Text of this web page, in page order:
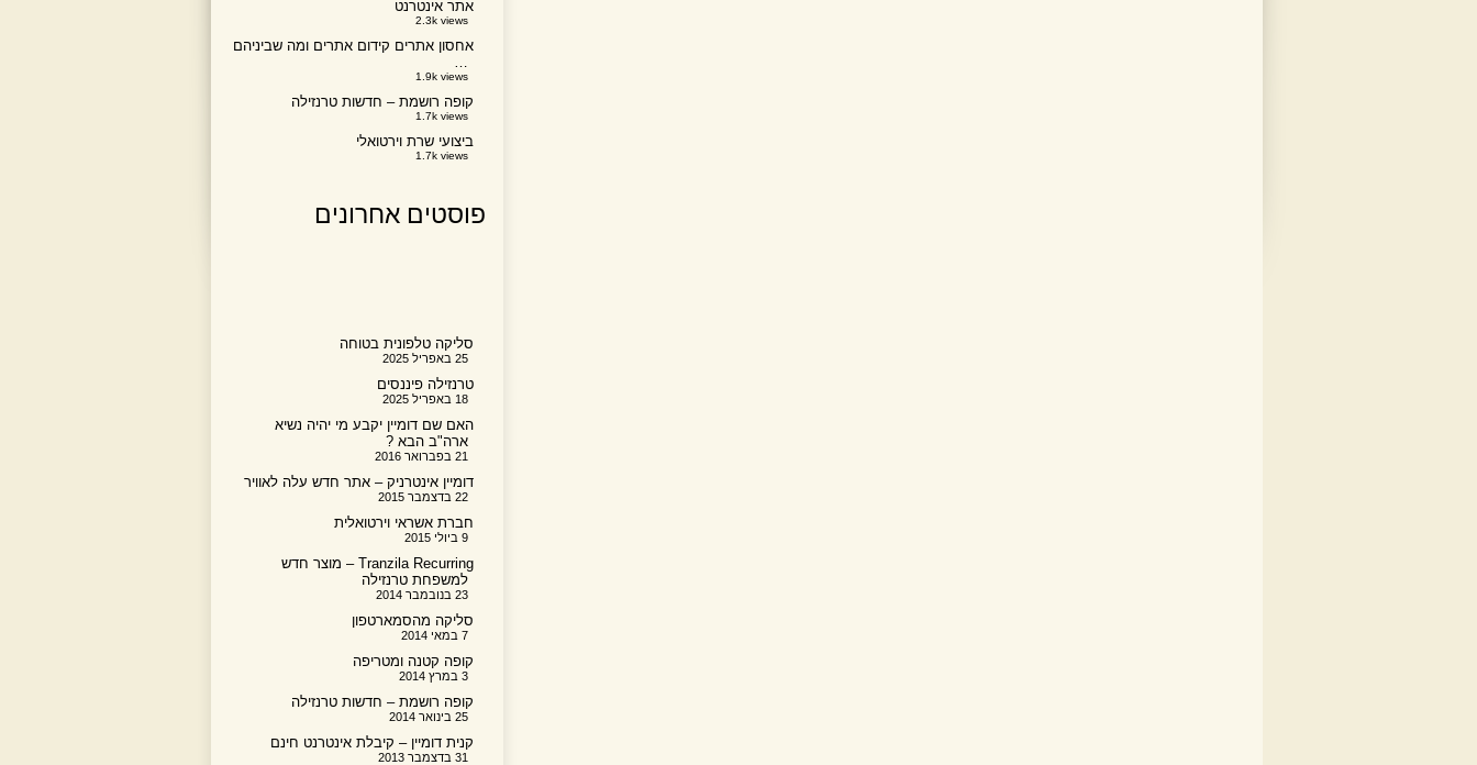
אתר אינטרנט
2.3k views
אחסון אתרים קידום אתרים ומה שביניהם
…
1.9k views
קופה רושמת – חדשות טרנזילה
1.7k views
ביצועי שרת וירטואלי
1.7k views
פוסטים אחרונים
סליקה טלפונית בטוחה
25 באפריל 2025
טרנזילה פיננסים
18 באפריל 2025
האם שם דומיין יקבע מי יהיה נשיא
ארה"ב הבא ?
21 בפברואר 2016
דומיין אינטרניק – אתר חדש עלה לאוויר
22 בדצמבר 2015
חברת אשראי וירטואלית
9 ביולי 2015
Tranzila Recurring – מוצר חדש
למשפחת טרנזילה
23 בנובמבר 2014
סליקה מהסמארטפון
7 במאי 2014
קופה קטנה ומטריפה
3 במרץ 2014
קופה רושמת – חדשות טרנזילה
25 בינואר 2014
קנית דומיין – קיבלת אינטרנט חינם
31 בדצמבר 2013